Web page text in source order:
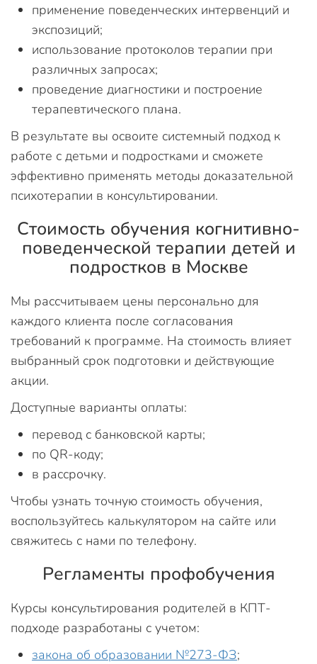
применение поведенческих интервенций и
экспозиций;
использование протоколов терапии при
различных запросах;
проведение диагностики и построение
терапевтического плана.
В результате вы освоите системный подход к
работе с детьми и подростками и сможете
эффективно применять методы доказательной
психотерапии в консультировании.
Стоимость обучения когнитивно-
поведенческой терапии детей и
подростков в Москве
Мы рассчитываем цены персонально для
каждого клиента после согласования
требований к программе. На стоимость влияет
выбранный срок подготовки и действующие
акции.
Доступные варианты оплаты:
перевод с банковской карты;
по QR-коду;
в рассрочку.
Чтобы узнать точную стоимость обучения,
воспользуйтесь калькулятором на сайте или
свяжитесь с нами по телефону.
Регламенты профобучения
Курсы консультирования родителей в КПТ-
подходе разработаны с учетом:
закона об образовании №273-ФЗ;